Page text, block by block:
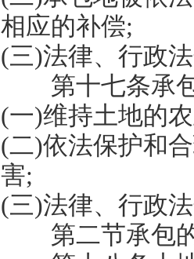
相应的补偿;
(三)法律、行政
第十七条承
(一)维持土地的
(二)依法保护和
害;
(三)法律、行政
第二节承包